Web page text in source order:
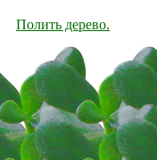
Полить дерево.